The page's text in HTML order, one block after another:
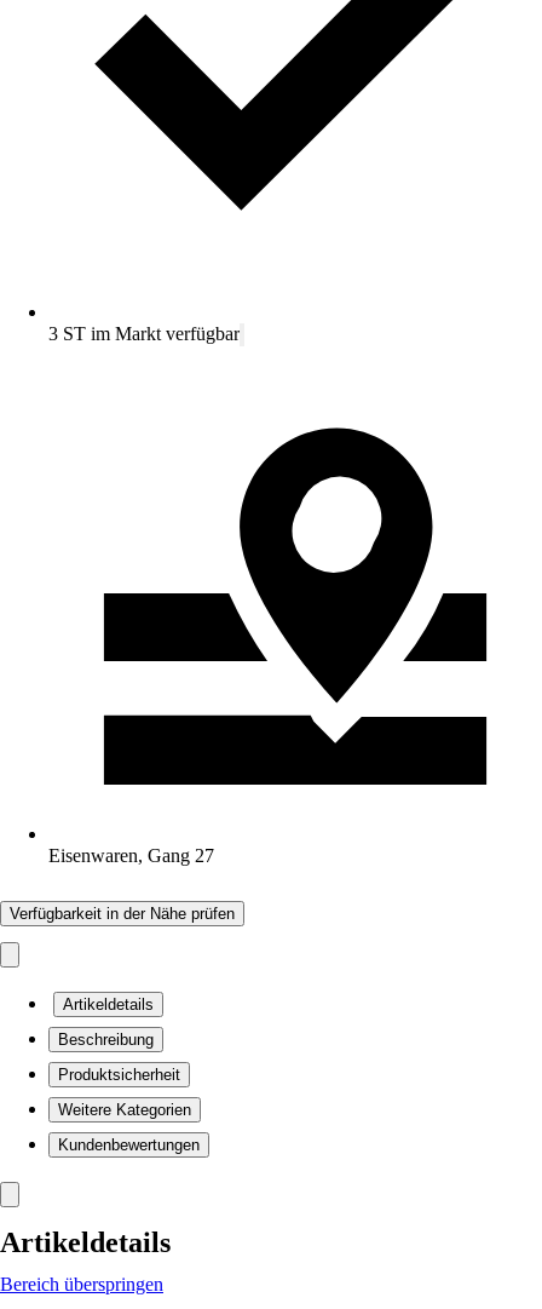
3 ST im Markt verfügbar
Eisenwaren, Gang 27
Verfügbarkeit in der Nähe prüfen
Artikeldetails
Beschreibung
Produktsicherheit
Weitere Kategorien
Kundenbewertungen
Artikeldetails
Bereich überspringen